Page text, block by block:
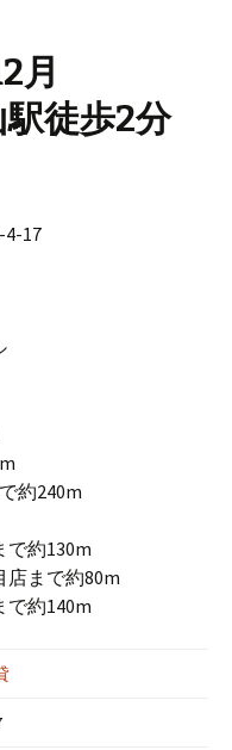
月
徒歩2分
17
約240m
で約130m
店まで約80m
で約140m